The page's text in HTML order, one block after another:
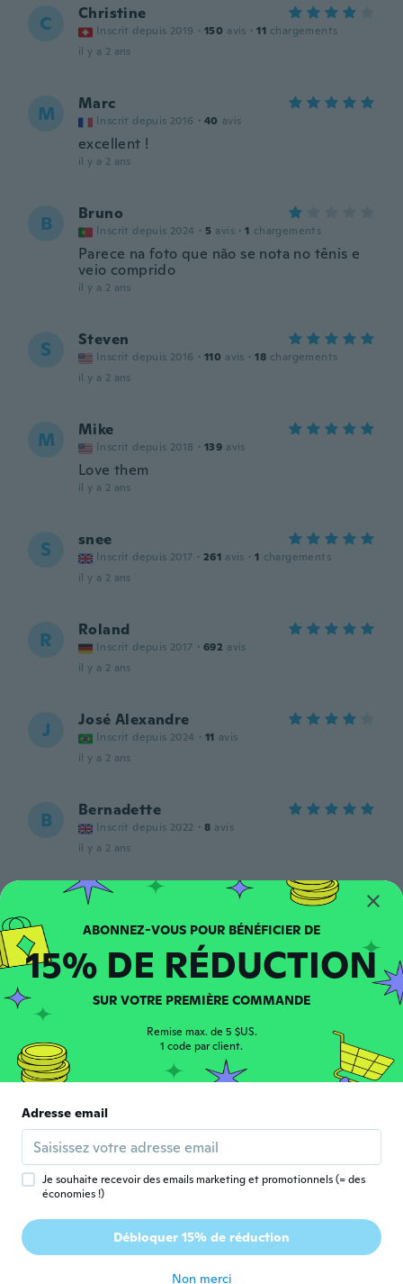
C Christine
Inscrit depuis 2019 · 150 avis · 11 chargements
il y a 2 ans
M Marc
Inscrit depuis 2016 · 40 avis
excellent !
il y a 2 ans
B Bruno
Inscrit depuis 2024 · 5 avis · 1 chargements
Parece na foto que não se nota no tênis e
veio comprido
il y a 2 ans
S Steven
Inscrit depuis 2016 · 110 avis · 18 chargements
il y a 2 ans
M Mike
Inscrit depuis 2018 · 139 avis
Love them
il y a 2 ans
S snee
Inscrit depuis 2017 · 261 avis · 1 chargements
il y a 2 ans
R Roland
Inscrit depuis 2017 · 692 avis
il y a 2 ans
J José Alexandre
Inscrit depuis 2024 · 11 avis
il y a 2 ans
B Bernadette
Inscrit depuis 2022 · 8 avis
il y a 2 ans
Roslyn
very good
il y a 2 ans
P Pit
Inscrit depuis 2019 99 avis · 9
Massiv zu klein und unbrauchbar da ich die
Socken nicht anziehen kann!
il y a 2 ans
S Serkan
Inscrit depuis 2018 · 90
Milena
Inscrit depuis 2018 · 53 avis
15% DE RÉDUCTION
SUR VOTRE PREMIÈRE COMMANDE
Remise max. de 5 $US.
1 code par client.
Adresse email
Je souhaite recevoir des emails marketing et promotionnels (= des
économies !)
Débloquer 15% de réduction
Non merci